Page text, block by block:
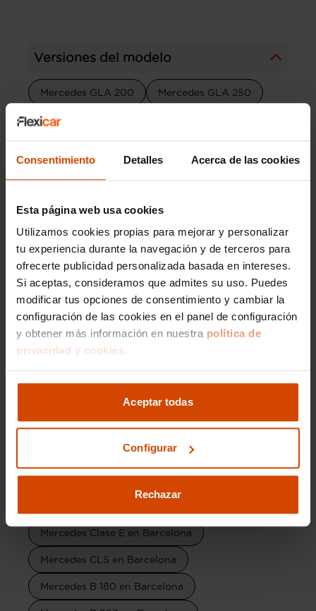
Consentimiento Detalles Acerca de las cookies
Esta página web usa cookies
Utilizamos cookies propias para mejorar y personalizar
tu experiencia durante la navegación y de terceros para
ofrecerte publicidad personalizada basada en intereses.
Si aceptas, consideramos que admites su uso. Puedes
modificar tus opciones de consentimiento y cambiar la
configuración de las cookies en el panel de configuración
y obtener más información en nuestra política de
privacidad y cookies.
Aceptar todas
Configurar
Rechazar
Versiones del modelo
Mercedes GLA 200 Mercedes GLA 250
Mercedes GLA 180
Modelos por provincia
Mercedes Clase A en Barcelona
Mercedes GLC en Barcelona
Mercedes Vito en Barcelona
Mercedes GLA en Barcelona
Mercedes Clase v en Barcelona
Mercedes GLC Coupe en Barcelona
Mercedes Clase c en Barcelona
Mercedes CLA en Barcelona
Mercedes Clase B en Barcelona
Mercedes GLB en Barcelona
Mercedes Clase E en Barcelona
Mercedes CLS en Barcelona
Mercedes B 180 en Barcelona